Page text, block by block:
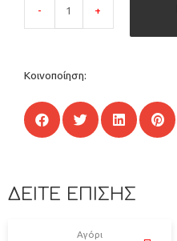
- +
Κοινοποίηση:
ΔΕΙΤΕ ΕΠΙΣΗΣ
Αγόρι